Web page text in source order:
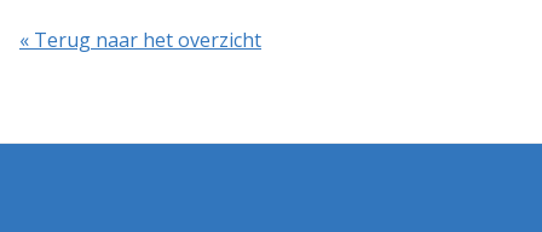
« Terug naar het overzicht